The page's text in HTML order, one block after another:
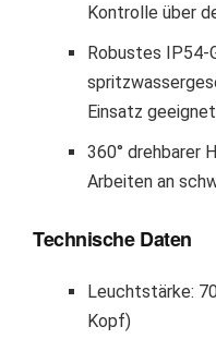
Kontrolle über
Robustes IP54-
Einsatz geeignet
360° drehbarer
Arbeiten an
Technische Daten
Leuchtstärke:
Kopf)